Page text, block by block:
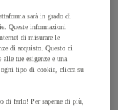
sarà in grado di
Queste informazioni
di misurare le
di acquisto. Questo ci
tue esigenze e una
tipo di cookie, clicca su
di farlo! Per saperne di più,